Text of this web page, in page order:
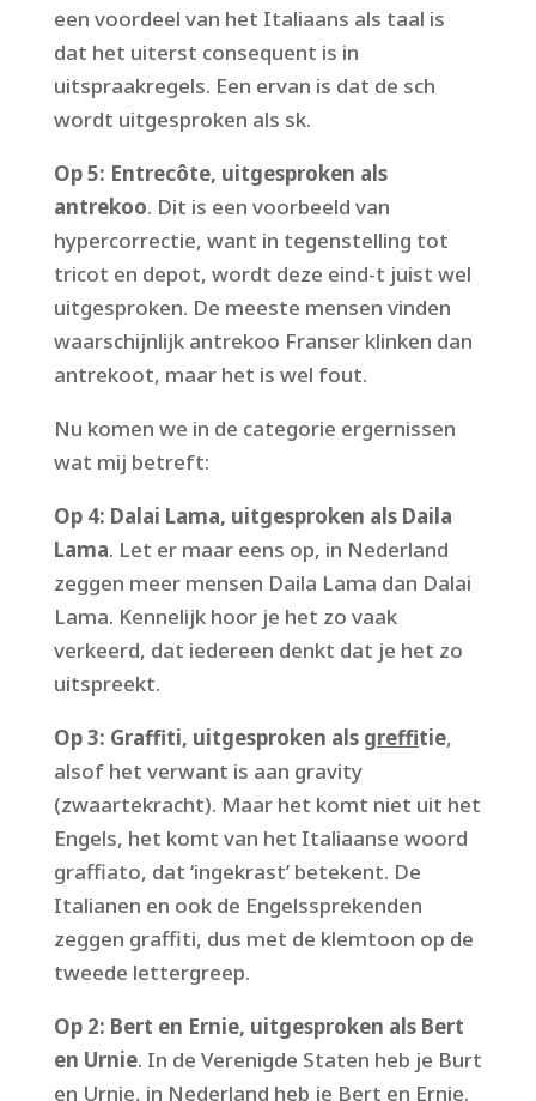
een voordeel van het Italiaans als taal is
dat het uiterst consequent is in
uitspraakregels. Een ervan is dat de sch
wordt uitgesproken als sk.
Op 5: Entrecôte, uitgesproken als
antrekoo. Dit is een voorbeeld van
hypercorrectie, want in tegenstelling tot
tricot en depot, wordt deze eind-t juist wel
uitgesproken. De meeste mensen vinden
waarschijnlijk antrekoo Franser klinken dan
antrekoot, maar het is wel fout.
Nu komen we in de categorie ergernissen
wat mij betreft:
Op 4: Dalai Lama, uitgesproken als Daila
Lama. Let er maar eens op, in Nederland
zeggen meer mensen Daila Lama dan Dalai
Lama. Kennelijk hoor je het zo vaak
verkeerd, dat iedereen denkt dat je het zo
uitspreekt.
Op 3: Graffiti, uitgesproken als greffitie,
alsof het verwant is aan gravity
(zwaartekracht). Maar het komt niet uit het
Engels, het komt van het Italiaanse woord
graffiato, dat ‘ingekrast’ betekent. De
Italianen en ook de Engelssprekenden
zeggen grafti, dus met de klemtoon op de
tweede lettergreep.
Op 2: Bert en Ernie, uitgesproken als Bert
en Urnie. In de Verenigde Staten heb je Burt
en Urnie, in Nederland heb je Bert en Ernie.